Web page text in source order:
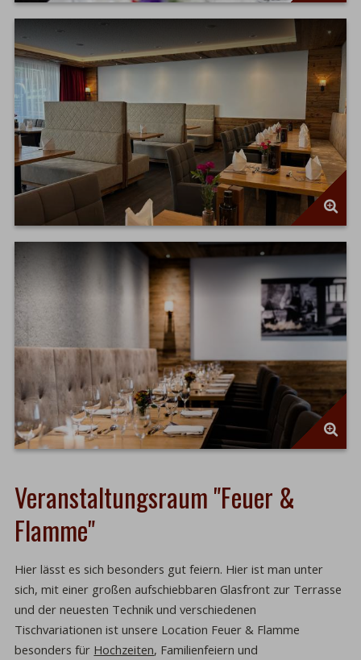
Veranstaltungsraum "Feuer &
Flamme"
Hier lässt es sich besonders gut feiern. Hier ist man unter
sich, mit einer großen aufschiebbaren Glasfront zur Terrasse
und der neuesten Technik und verschiedenen
Tischvariationen ist unsere Location Feuer & Flamme
besonders für Hochzeiten, Familienfeiern und